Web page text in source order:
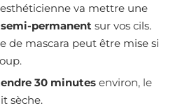
va mettre une
permanent sur vos cils.
de mascara peut être mise si
30 minutes environ, le
sèche.